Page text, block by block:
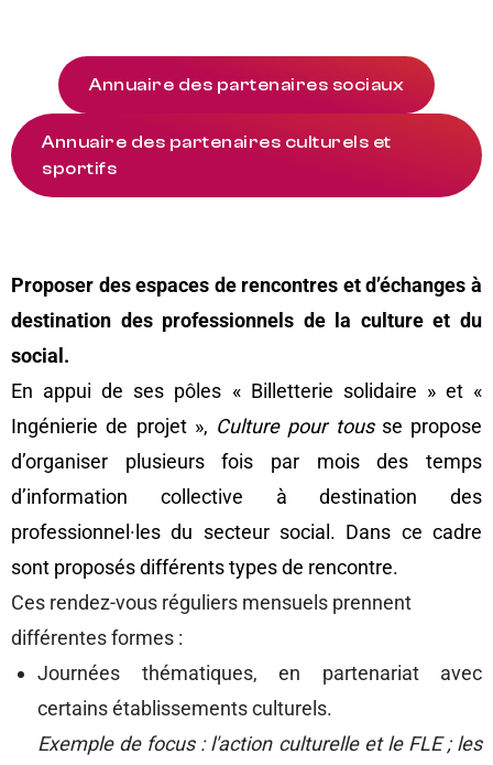
Annuaire des partenaires sociaux
Annuaire des partenaires culturels et
sportifs
Proposer des espaces de rencontres et d’échanges à
destination des professionnels de la culture et du
social.
En appui de ses pôles « Billetterie solidaire » et «
Ingénierie de projet », Culture pour tous se propose
d’organiser plusieurs fois par mois des temps
d’information collective à destination des
professionnel·les du secteur social. Dans ce cadre
sont proposés différents types de rencontre.
Ces rendez-vous réguliers mensuels prennent
différentes formes :
Journées thématiques, en partenariat avec
certains établissements culturels.
Exemple de focus : l'action culturelle et le FLE ; les